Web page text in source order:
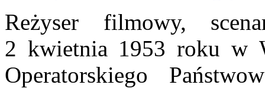
Reżyser filmowy,
2 kwietnia 1953 roku w
Operatorskiego